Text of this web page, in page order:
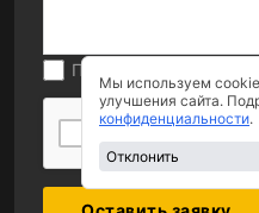
Принимаю условия
Я нe poбoт
Мы используем
улучшения сайта.
конфиденциальности.
Отклонить